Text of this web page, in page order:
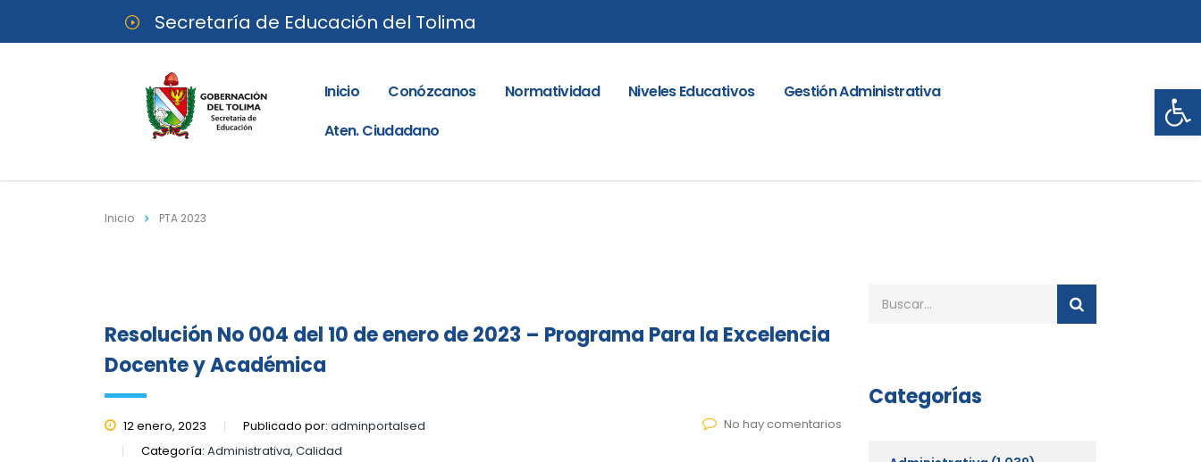
Secretaría de Educación del Tolima
Inicio Conózcanos Normatividad Niveles Educativos
Gestión Administrativa
Aten. Ciudadano
Inicio PTA 2023
Resolución No 004 del 10 de enero de 2023 – Programa Para la Excelencia
Docente y Académica
12 enero, 2023 Publicado por: adminportalsed
Categoría: Administrativa, Calidad
No hay comentarios
Categorías